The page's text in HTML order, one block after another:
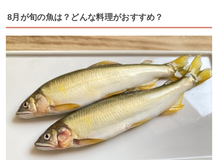
8月が旬の魚は？どんな料理がおすすめ？